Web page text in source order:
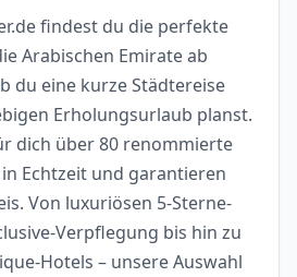
findest du die perfekte
Arabischen Emirate ab
du eine kurze Städtereise
Erholungsurlaub planst.
dich über 80 renommierte
Echtzeit und garantieren
Von luxuriösen 5-Sterne-
Verpflegung bis hin zu
Hotels – unsere Auswahl